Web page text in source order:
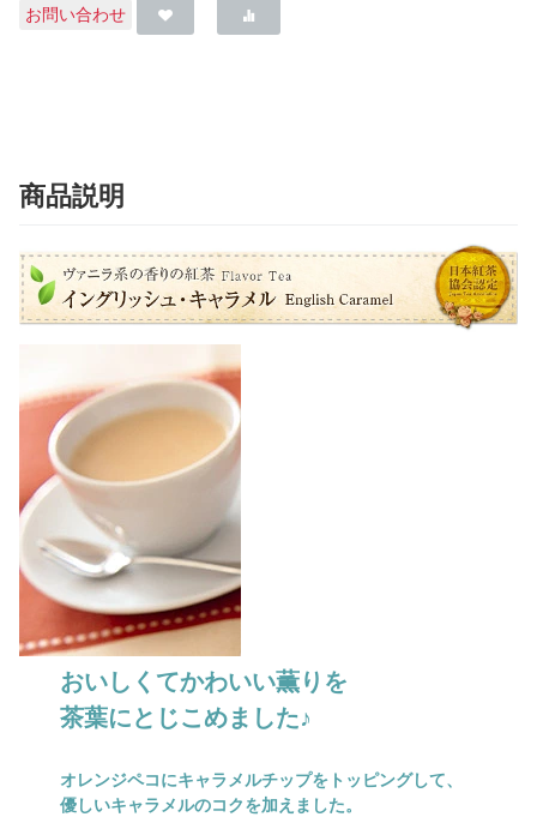
お問い合わせ
商品説明
おいしくてかわいい薫りを
茶葉にとじこめました♪
オレンジペコにキャラメルチップをトッピングして、
優しいキャラメルのコクを加えました。